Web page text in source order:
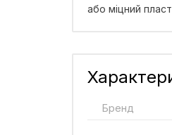
або міцний
Бренд